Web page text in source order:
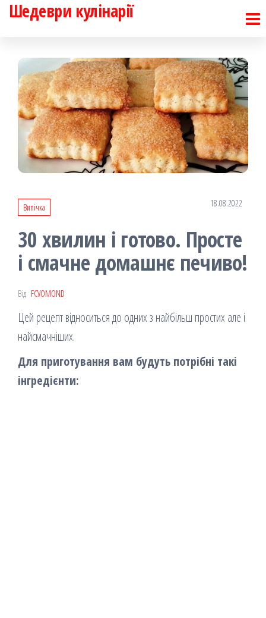
Перейти
Шедеври кулінарії
Випічка 18.08.2022
30 хвилин і готово. Просте
і смачне домашнє печиво!
Від FCVOMOND
Цей рецепт відноситься до одних з найбільш простих але і
найсмачніших.
Для приготування вам будуть потрібні такі
інгредієнти: